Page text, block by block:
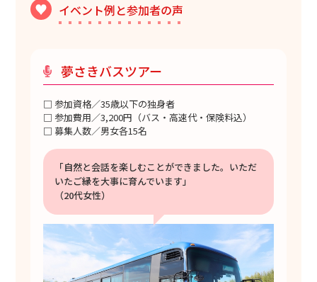
イベント例と参加者の声
夢さきバスツアー
□ 参加資格／35歳以下の独身者
□ 参加費用／3,200円（バス・高速代・保険料込）
□ 募集人数／男女各15名
「自然と会話を楽しむことができました。いただ
いたご縁を大事に育んでいます」
（20代女性）